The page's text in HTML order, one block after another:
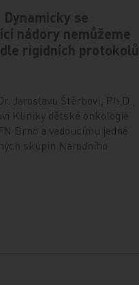
se
nádory nemůžeme
rigidních protokolů
Jaroslavu Štěrbovi, Ph.D.,
Kliniky dětské onkologie
Brno a vedoucímu jedné
skupin Národního